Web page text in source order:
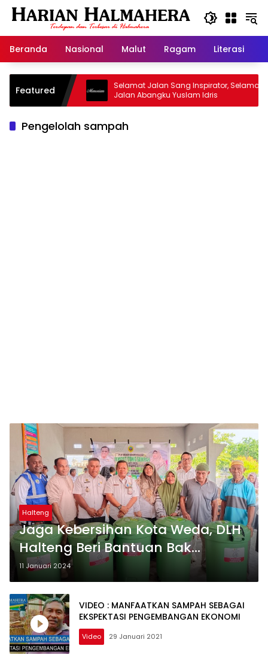
Langsung
Beranda
Nasional Malut Ragam Literasi
Featured
Warisan
Selamat Jalan Sang Inspirator, Selamat
Jalan Abangku Yuslam Idris
Pengelolah sampah
Halteng
Jaga Kebersihan Kota Weda, DLH
Halteng Beri Bantuan Bak
Sampah
11 Januari 2024
VIDEO : MANFAATKAN SAMPAH SEBAGAI
EKSPEKTASI PENGEMBANGAN EKONOMI
Video 29 Januari 2021